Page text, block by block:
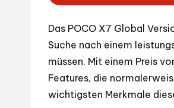
Das POCO X7 Global
Suche nach einem
müssen. Mit einem Preis
Features, die
wichtigsten Merkmale